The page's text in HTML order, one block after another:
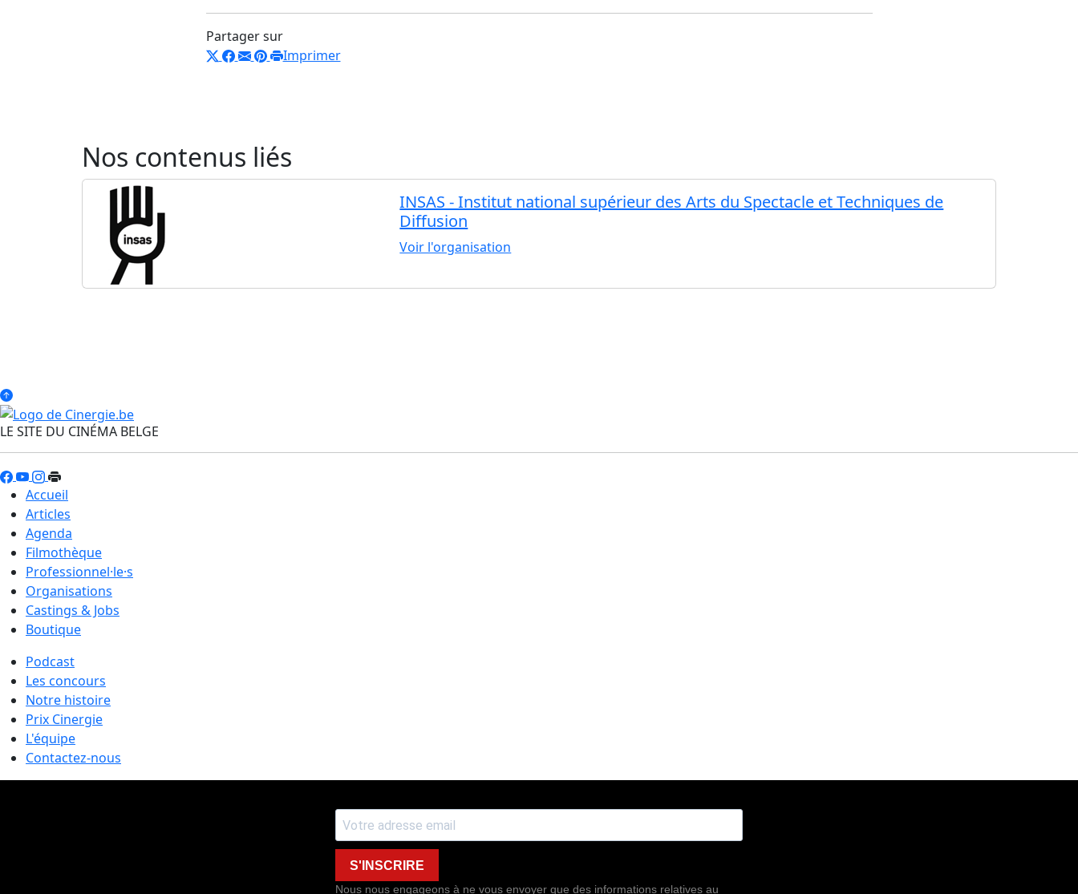
Partager sur
Imprimer
Nos contenus liés
INSAS - Institut national supérieur des Arts du Spectacle et Techniques de
Diffusion
Voir l'organisation
LE SITE DU CINÉMA BELGE
Accueil
Articles
Agenda
Filmothèque
Professionnel·le·s
Organisations
Castings & Jobs
Boutique
Podcast
Les concours
Notre histoire
Prix Cinergie
L'équipe
Contactez-nous
S'INSCRIRE
Nous nous engageons à ne vous envoyer que des informations relatives au